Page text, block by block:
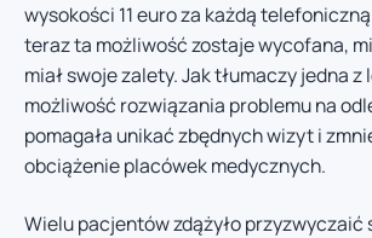
wysokości 11 euro za każdą
teraz ta możliwość zostaje wycofana,
miał swoje zalety. Jak tłumaczy jedna z
możliwość rozwiązania problemu na
pomagała unikać zbędnych wizyt i
obciążenie placówek medycznych.
Wielu pacjentów zdążyło przyzwyczaić